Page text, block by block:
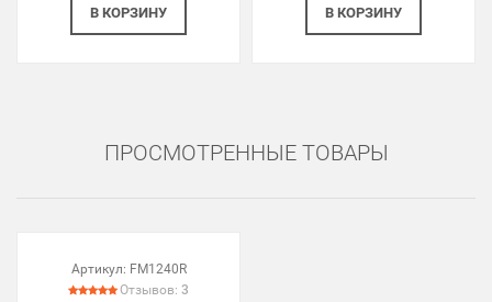
В КОРЗИНУ В КОРЗИНУ
ПРОСМОТРЕННЫЕ ТОВАРЫ
Артикул: FM1240R
Отзывов: 3